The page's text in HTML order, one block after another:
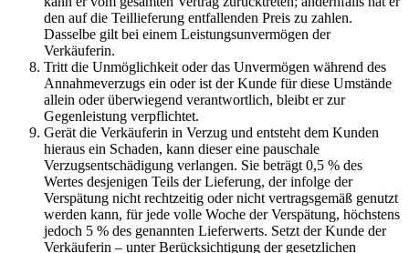
den auf die Teillieferung entfallenden Preis zu zahlen.
Dasselbe gilt bei einem Leistungsunvermögen der
Verkäuferin.
Tritt die Unmöglichkeit oder das Unvermögen während des
Annahmeverzugs ein oder ist der Kunde für diese Umstände
allein oder überwiegend verantwortlich, bleibt er zur
Gegenleistung verpflichtet.
Gerät die Verkäuferin in Verzug und entsteht dem Kunden
hieraus ein Schaden, kann dieser eine pauschale
Verzugsentschädigung verlangen. Sie beträgt 0,5 % des
Wertes desjenigen Teils der Lieferung, der infolge der
Verspätung nicht rechtzeitig oder nicht vertragsgemäß genutzt
werden kann, für jede volle Woche der Verspätung, höchstens
jedoch 5 % des genannten Lieferwerts. Setzt der Kunde der
Verkäuferin – unter Berücksichtigung der gesetzlichen